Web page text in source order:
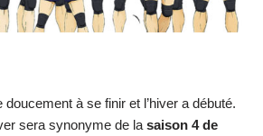
doucement à se finir et l’hiver a débuté.
sera synonyme de lasaison 4 de